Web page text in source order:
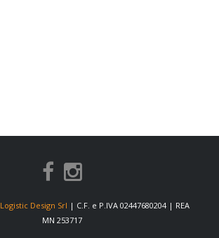
Logistic Design Srl | C.F. e P.IVA 02447680204 | REA
MN 253717